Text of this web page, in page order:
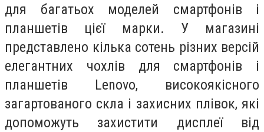
для багатьох моделей смартфонів і
планшетів цієї марки. У магазині
представлено кілька сотень різних версій
елегантних чохлів для смартфонів і
планшетів Lenovo, високоякісного
загартованого скла і захисних плівок, які
допоможуть захистити дисплеї від